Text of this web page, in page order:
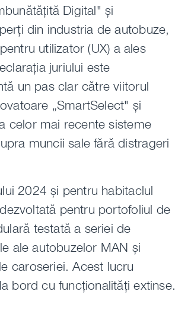
Digital" și
din industria de autobuze,
utilizator (UX) a ales
juriului este
un pas clar către viitorul
„SmartSelect" și
celor mai recente sisteme
muncii sale fără distrageri
2024 și pentru habitaclul
pentru portofoliul de
testată a seriei de
ale autobuzelor MAN și
caroseriei. Acest lucru
bord cu funcționalități extinse.